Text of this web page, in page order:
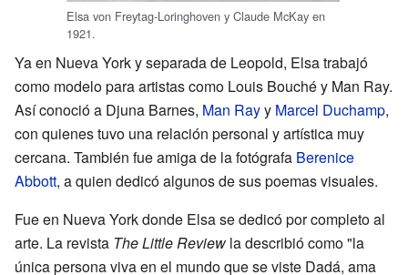
Elsa von Freytag-Loringhoven y Claude McKay en
1921.
Ya en Nueva York y separada de Leopold, Elsa trabajó
como modelo para artistas como Louis Bouché y Man Ray.
Así conoció a Djuna Barnes, Man Rayy Marcel Duchamp,
con quienes tuvo una relación personal y artística muy
cercana. También fue amiga de la fotógrafa Berenice
Abbott, a quien dedicó algunos de sus poemas visuales.
Fue en Nueva York donde Elsa se dedicó por completo al
arte. La revista The Little Review la describió como "la
única persona viva en el mundo que se viste Dadá, ama